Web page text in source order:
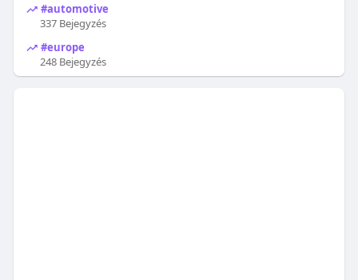
#automotive
337 Bejegyzés
#europe
248 Bejegyzés